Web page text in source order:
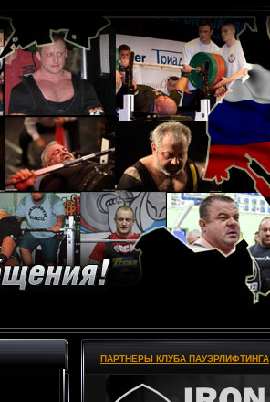
ПАРТНЕРЫ КЛУБА ПАУЭРЛИФТИНГА